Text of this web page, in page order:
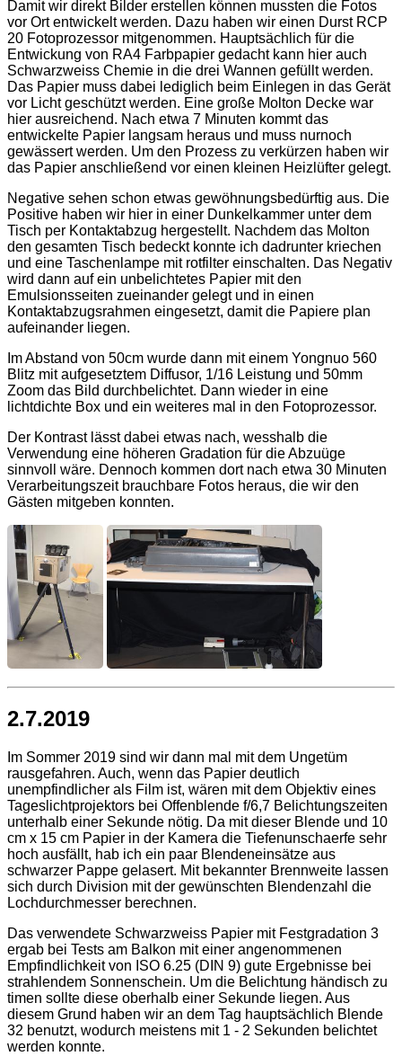
Damit wir direkt Bilder erstellen können mussten die Fotos
vor Ort entwickelt werden. Dazu haben wir einen Durst RCP
20 Fotoprozessor mitgenommen. Hauptsächlich für die
Entwickung von RA4 Farbpapier gedacht kann hier auch
Schwarzweiss Chemie in die drei Wannen gefüllt werden.
Das Papier muss dabei lediglich beim Einlegen in das Gerät
vor Licht geschützt werden. Eine große Molton Decke war
hier ausreichend. Nach etwa 7 Minuten kommt das
entwickelte Papier langsam heraus und muss nurnoch
gewässert werden. Um den Prozess zu verkürzen haben wir
das Papier anschließend vor einen kleinen Heizlüfter gelegt.
Negative sehen schon etwas gewöhnungsbedürftig aus. Die
Positive haben wir hier in einer Dunkelkammer unter dem
Tisch per Kontaktabzug hergestellt. Nachdem das Molton
den gesamten Tisch bedeckt konnte ich dadrunter kriechen
und eine Taschenlampe mit rotfilter einschalten. Das Negativ
wird dann auf ein unbelichtetes Papier mit den
Emulsionsseiten zueinander gelegt und in einen
Kontaktabzugsrahmen eingesetzt, damit die Papiere plan
aufeinander liegen.
Im Abstand von 50cm wurde dann mit einem Yongnuo 560
Blitz mit aufgesetztem Diffusor, 1/16 Leistung und 50mm
Zoom das Bild durchbelichtet. Dann wieder in eine
lichtdichte Box und ein weiteres mal in den Fotoprozessor.
Der Kontrast lässt dabei etwas nach, wesshalb die
Verwendung eine höheren Gradation für die Abzuüge
sinnvoll wäre. Dennoch kommen dort nach etwa 30 Minuten
Verarbeitungszeit brauchbare Fotos heraus, die wir den
Gästen mitgeben konnten.
2.7.2019
Im Sommer 2019 sind wir dann mal mit dem Ungetüm
rausgefahren. Auch, wenn das Papier deutlich
unempfindlicher als Film ist, wären mit dem Objektiv eines
Tageslichtprojektors bei Offenblende f/6,7 Belichtungszeiten
unterhalb einer Sekunde nötig. Da mit dieser Blende und 10
cm x 15 cm Papier in der Kamera die Tiefenunschaerfe sehr
hoch ausfällt, hab ich ein paar Blendeneinsätze aus
schwarzer Pappe gelasert. Mit bekannter Brennweite lassen
sich durch Division mit der gewünschten Blendenzahl die
Lochdurchmesser berechnen.
Das verwendete Schwarzweiss Papier mit Festgradation 3
ergab bei Tests am Balkon mit einer angenommenen
Empfindlichkeit von ISO 6.25 (DIN 9) gute Ergebnisse bei
strahlendem Sonnenschein. Um die Belichtung händisch zu
timen sollte diese oberhalb einer Sekunde liegen. Aus
diesem Grund haben wir an dem Tag hauptsächlich Blende
32 benutzt, wodurch meistens mit 1 - 2 Sekunden belichtet
werden konnte.